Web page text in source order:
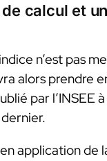
calcul et
n’est pas
alors prendre
par l’INSEE
application de